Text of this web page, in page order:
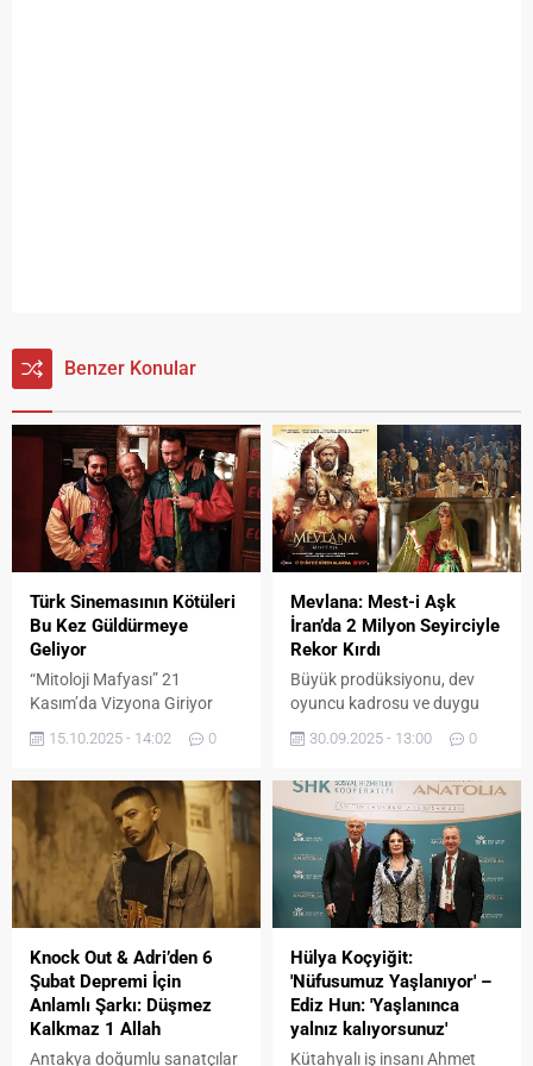
Benzer Konular
Türk Sinemasının Kötüleri
Bu Kez Güldürmeye
Geliyor
“Mitoloji Mafyası” 21
Kasım’da Vizyona Giriyor
ve 6.His’in üstlendiği,
Benli’nin yaptığı komedi dolu
macera filmi “Mitoloji
Mafyası”, 21 Kasım’da
sinemaseverlerle buluşuyor.
Çanakkale Geyikli’de
başlayan ve İstanbul’da
ardından vizyona hazırlanan
film, güçlü oyuncu kadrosu
ve eğlenceli hikayesiyle
izleyiciyi kahkaha dolu bir
serüvene davet ediyor....
15.10.2025 - 14:02 0
Mevlana: Mest-i Aşk
İran’da 2 Milyon Seyirciyle
Rekor Kırdı
Büyük prodüksiyonu, dev
oyuncu kadrosu ve duygu
çeken “Mevlana: Mest-i Aşk”,
komedi olmayan filmler
dalında (Tarihi – Dram) 2
milyon 85 bin izleyiciye
ulaşarak rekor kırdı. Şimdi
sıra Türkiye’de! 17 Ekim’de
vizyona girecek film,
arasında büyük heyecan
yarattı. Yönetmenliğini
Hassan Fathi’nin
üstlendiği...
30.09.2025 - 13:00 0
Knock Out & Adri’den 6
Şubat Depremi İçin
Anlamlı Şarkı: Düşmez
Kalkmaz 1 Allah
Antakya doğumlu sanatçılar
Hülya Koçyiğit:
'Nüfusumuz Yaşlanıyor' –
Ediz Hun: 'Yaşlanınca
yalnız kalıyorsunuz'
Kütahyalı iş insanı Ahmet